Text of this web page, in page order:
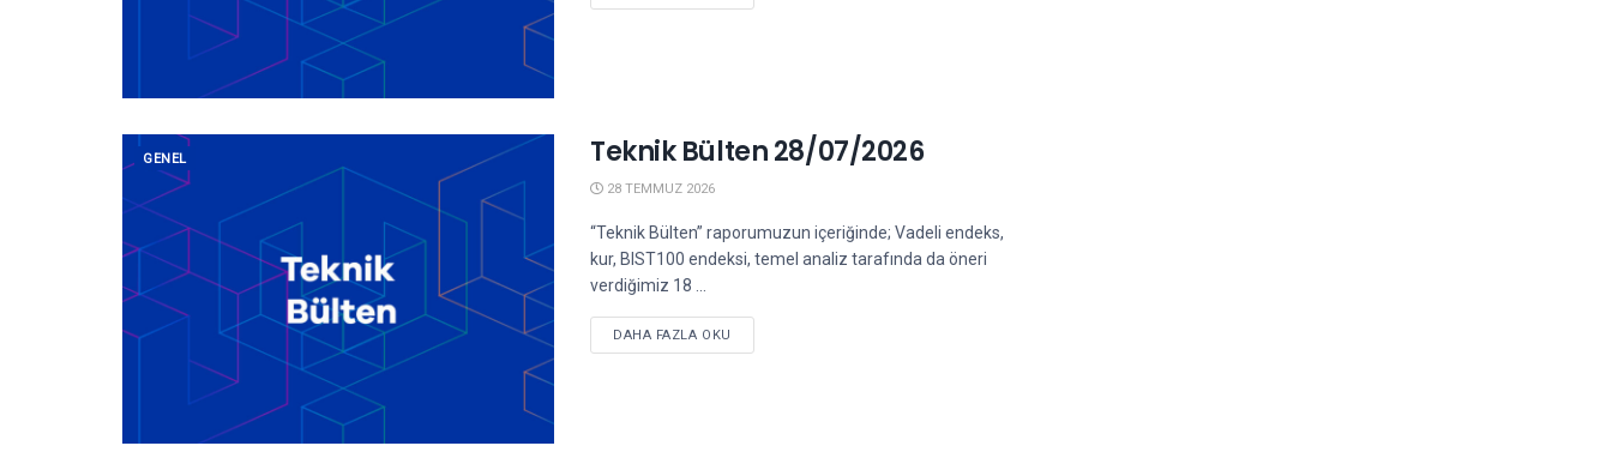
GENEL Teknik Bülten 28/07/2026
28 TEMMUZ 2026
“Teknik Bülten” raporumuzun içeriğinde; Vadeli endeks,
kur, BIST100 endeksi, temel analiz tarafında da öneri
verdiğimiz 18 ...
DAHA FAZLA OKU